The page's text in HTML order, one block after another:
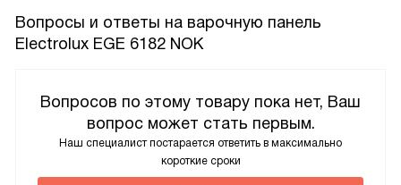
Вопросы и ответы на варочную панель
Electrolux EGE 6182 NOK
Вопросов по этому товару пока нет, Ваш
вопрос может стать первым.
Наш специалист постарается ответить в максимально
короткие сроки